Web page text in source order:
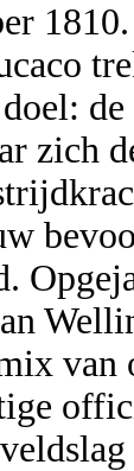
zich
van